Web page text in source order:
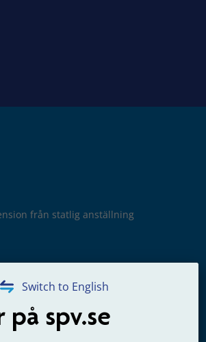
Switch to English
på spv.se
från statlig anställning